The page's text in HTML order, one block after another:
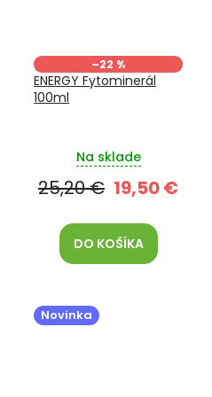
–22 %
ENERGY Fytominerál
100ml
Na sklade
19,50 €
25,20 €
DO KOŠÍKA
Novinka